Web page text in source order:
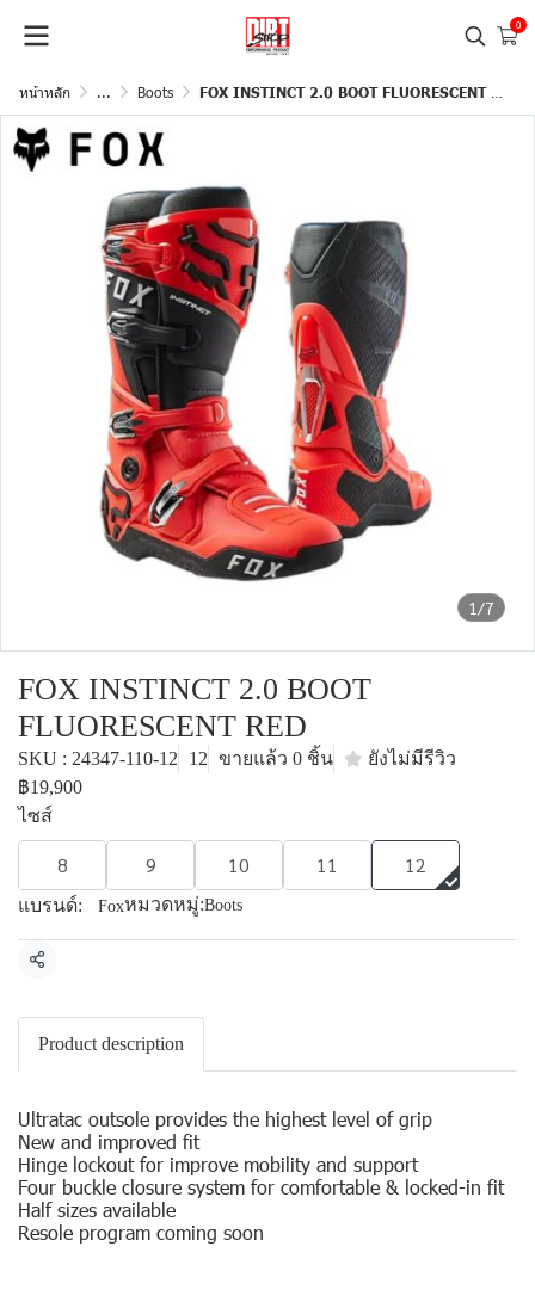
0
หน้าหลัก ... Boots FOX INSTINCT 2.0 BOOT FLUORESCENT RED
1/7
FOX INSTINCT 2.0 BOOT
FLUORESCENT RED
SKU : 24347-110-12 12 ขายแล้ว 0 ชิ้น
ยังไม่มีรีวิว
฿19,900
ไซส์
8 9 10 11 12
แบรนด์: Foxหมวดหมู่:Boots
แชร์
Product description
Ultratac outsole provides the highest level of grip
New and improved fit
Hinge lockout for improve mobility and support
Four buckle closure system for comfortable & locked-in fit
Half sizes available
Resole program coming soon